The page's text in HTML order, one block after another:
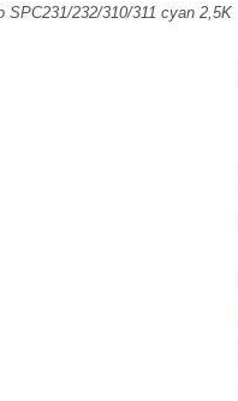
SPC231/232/310/311 cyan 2,5K